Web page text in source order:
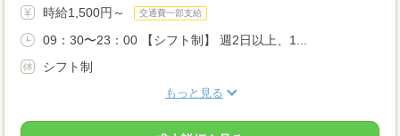
時給1,500円～ 交通費一部支給
09：30〜23：00 【シフト制】 週2日以上、1...
シフト制
もっと見る